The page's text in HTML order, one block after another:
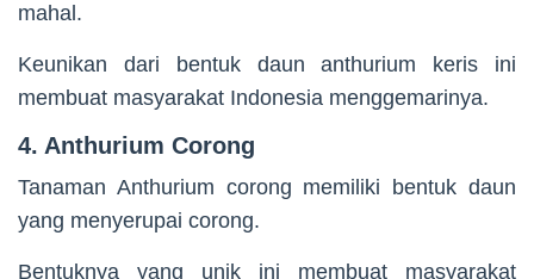
mahal.
Keunikan dari bentuk daun anthurium keris ini
membuat masyarakat Indonesia menggemarinya.
4. Anthurium Corong
Tanaman Anthurium corong memiliki bentuk daun
yang menyerupai corong.
Bentuknya yang unik ini membuat masyarakat